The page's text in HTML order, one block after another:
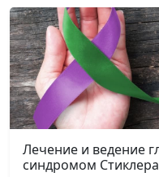
Лечение и ведение
синдромом Стиклера